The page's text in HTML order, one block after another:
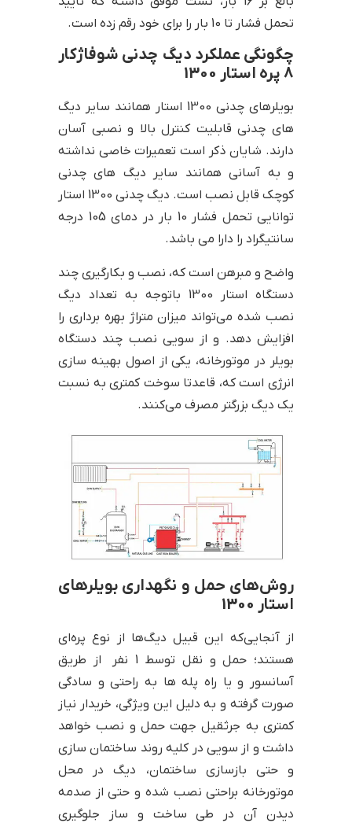
تحمل فشار تا 10 بار را برای خود رقم زده است.
چگونگی عملکرد دیگ چدنی شوفاژکار
8 پره استار 1300
بویلرهای چدنی 1300 استار همانند سایر دیگ
های چدنی قابلیت کنترل بالا و نصبی آسان
دارند. شایان ذکر است تعمیرات خاصی نداشته
و به آسانی همانند سایر دیگ های چدنی
کوچک قابل نصب است. دیگ چدنی 1300 استار
توانایی تحمل فشار 10 بار در دمای 105 درجه
سانتیگراد را دارا می باشد.
واضح و مبرهن است که، نصب و بکارگیری چند
دستگاه استار 1300 باتوجه به تعداد دیگ
نصب شده می‌تواند میزان متراژ بهره برداری را
افزایش دهد. و از سویی نصب چند دستگاه
بویلر در موتورخانه، یکی از اصول بهینه سازی
انرژی است که، قاعدتا سوخت کمتری به نسبت
یک دیگ بزرگتر مصرف می‌کنند.
روش‌های حمل و نگهداری بویلرهای
استار 1300
از آنجایی‌که این قبیل دیگ‌ها از نوع پره‌ای
هستند؛ حمل و نقل توسط 1 نفر از طریق
آسانسور و یا راه پله ها به راحتی و سادگی
صورت گرفته و به دلیل این ویژگی، خریدار نیاز
کمتری به جرثقیل جهت حمل و نصب خواهد
داشت و از سویی در کلیه روند ساختمان سازی
و حتی بازسازی ساختمان، دیگ در محل
موتورخانه براحتی نصب شده و حتی از صدمه
دیدن آن در طی ساخت و ساز جلوگیری